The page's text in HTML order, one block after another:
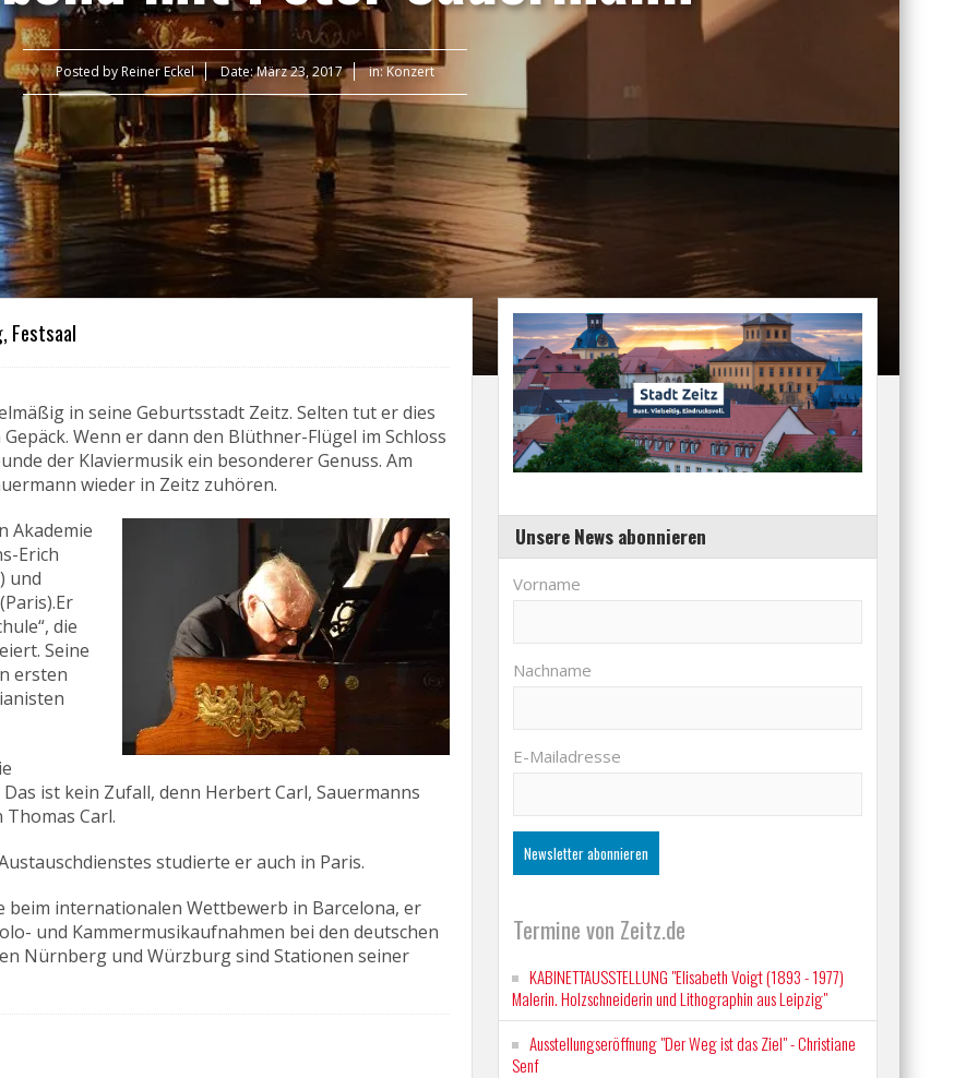
Posted by Reiner Eckel Date:März 23, 2017 in:Konzert
Festsaal
in seine Geburtsstadt Zeitz. Selten tut er dies
Wenn er dann den Blüthner-Flügel im Schloss
der Klaviermusik ein besonderer Genuss. Am
wieder in Zeitz zuhören.
Akademie
Erich
und
die
Seine
ersten
Das ist kein Zufall, denn Herbert Carl, Sauermanns
Carl.
studierte er auch in Paris.
beim internationalen Wettbewerb in Barcelona, er
und Kammermusikaufnahmen bei den deutschen
Nürnberg und Würzburg sind Stationen seiner
Unsere News abonnieren
Vorname
Nachname
E-Mailadresse
Termine von Zeitz.de
KABINETTAUSSTELLUNG "Elisabeth Voigt (1893 - 1977)
Malerin. Holzschneiderin und Lithographin aus Leipzig"
Ausstellungseröffnung "Der Weg ist das Ziel" - Christiane
Senf